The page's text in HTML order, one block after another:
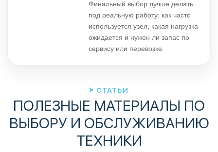
Финальный выбор лучше делать
под реальную работу: как часто
используется узел, какая нагрузка
ожидается и нужен ли запас по
сервису или перевозке.
СТАТЬИ
ПОЛЕЗНЫЕ МАТЕРИАЛЫ ПО
ВЫБОРУ И ОБСЛУЖИВАНИЮ
ТЕХНИКИ